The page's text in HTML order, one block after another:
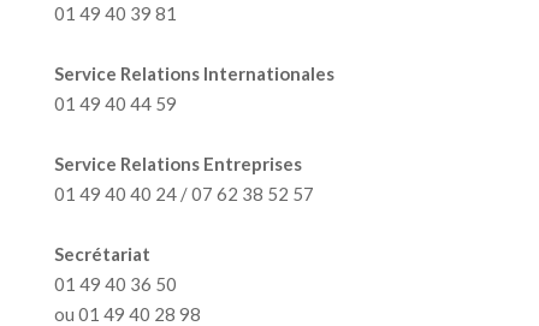
01 49 40 39 81
Service Relations Internationales
01 49 40 44 59
Service Relations Entreprises
01 49 40 40 24 / 07 62 38 52 57
Secrétariat
01 49 40 36 50
ou 01 49 40 28 98